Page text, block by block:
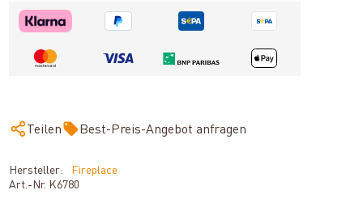
Teilen Best-Preis-Angebot anfragen
Hersteller:
Fireplace
Art.-Nr. K6780